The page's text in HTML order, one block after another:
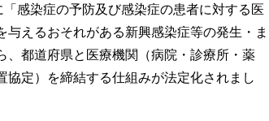
感染症の予防及び感染症の患者に対する医
えるおそれがある新興感染症等の発生・ま
、都道府県と医療機関（病院・診療所・薬
定）を締結する仕組みが法定化されまし